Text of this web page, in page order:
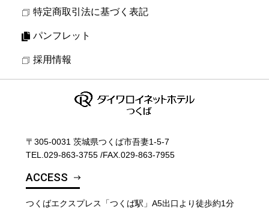
特定商取引法に基づく表記
パンフレット
採用情報
〒305-0031 茨城県つくば市吾妻1-5-7
TEL. 029-863-3755 /FAX.029-863-7955
ACCESS
つくばエクスプレス「つくば駅」A5出口より徒歩約1分